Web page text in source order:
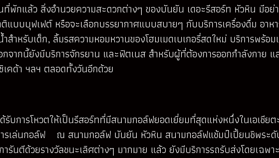
ที่พักแล้ว สิ่งอำนวยความสะดวกต่างๆ ของบันยัน เดอะรีสอร์ท หัวหิน มีอย่
าติแบบบุฟเฟต์ หรือจะเลือกบรรยากาศแบบสบายๆ กับบริการเครื่องดื่ม อ
สำหรับเด็ก, ลิ้มรสความหอมหวานของโฮมเมดเบเกอรี่สดใหม่ บริการพร้อ
จากนี้ยังมีบริการจักรยาน และฟิตเนส สำหรับผู้ที่ต้องการออกกำลังกาย
คด้า ฯลฯ ตลอดทั้งวันอีกด้วย
บการโหวตให้เป็นรีสอร์ทที่มีสนามกอล์ฟยอดเยี่ยมที่สุดแห่งหนึ่งในเอเชีย
รเล่นกอล์ฟ ณ สนามกอล์ฟ บันยัน หัวหิน สนามกอล์ฟแช้มป์เปี้ยนชิพระดั
รันตีด้วยรางวัลชนะเลิศต่างๆ มากมาย แล้ว ยังมีบริการรถรับส่งโดยเฉพา